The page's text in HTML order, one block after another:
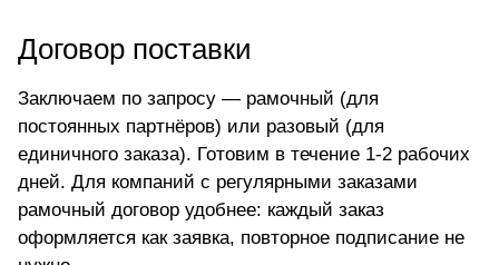
Договор поставки
Заключаем по запросу — рамочный (для
постоянных партнёров) или разовый (для
единичного заказа). Готовим в течение 1-2 рабочих
дней. Для компаний с регулярными заказами
рамочный договор удобнее: каждый заказ
оформляется как заявка, повторное подписание не